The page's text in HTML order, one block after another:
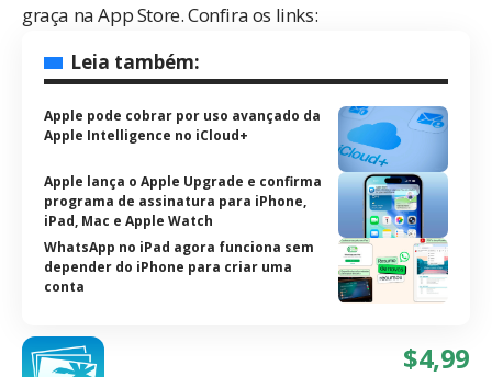
graça na App Store. Confira os links:
Leia também:
Apple pode cobrar por uso avançado da
Apple Intelligence no iCloud+
Apple lança o Apple Upgrade e confirma
programa de assinatura para iPhone,
iPad, Mac e Apple Watch
WhatsApp no iPad agora funciona sem
depender do iPhone para criar uma
conta
$4,99